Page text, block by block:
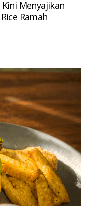
Menyajikan
Ramah